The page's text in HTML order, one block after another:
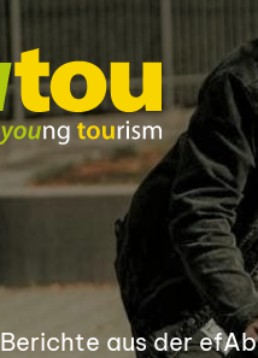
Berichte aus der efAb